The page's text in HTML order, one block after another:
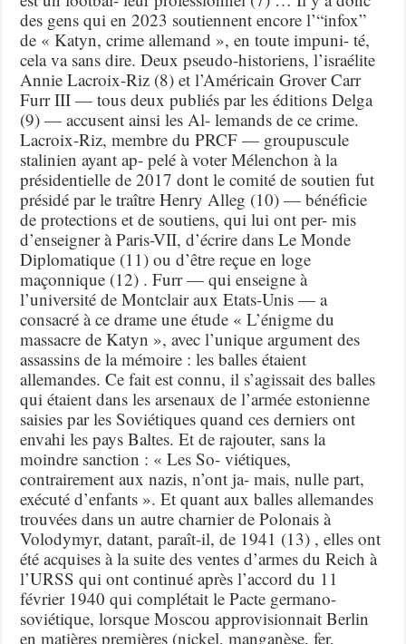
des gens qui en 2023 soutiennent encore l’“infox”
de « Katyn, crime allemand », en toute impuni- té,
cela va sans dire. Deux pseudo-historiens, l’israélite
Annie Lacroix-Riz (8) et l’Américain Grover Carr
Furr III — tous deux publiés par les éditions Delga
(9) — accusent ainsi les Al- lemands de ce crime.
Lacroix-Riz, membre du PRCF — groupuscule
stalinien ayant ap- pelé à voter Mélenchon à la
présidentielle de 2017 dont le comité de soutien fut
présidé par le traître Henry Alleg (10) — bénéficie
de protections et de soutiens, qui lui ont per- mis
d’enseigner à Paris-VII, d’écrire dans Le Monde
Diplomatique (11) ou d’être reçue en loge
maçonnique (12) . Furr — qui enseigne à
l’université de Montclair aux Etats-Unis — a
consacré à ce drame une étude « L’énigme du
massacre de Katyn », avec l’unique argument des
assassins de la mémoire : les balles étaient
allemandes. Ce fait est connu, il s’agissait des balles
qui étaient dans les arsenaux de l’armée estonienne
saisies par les Soviétiques quand ces derniers ont
envahi les pays Baltes. Et de rajouter, sans la
moindre sanction : « Les So- viétiques,
contrairement aux nazis, n’ont ja- mais, nulle part,
exécuté d’enfants ». Et quant aux balles allemandes
trouvées dans un autre charnier de Polonais à
Volodymyr, datant, paraît-il, de 1941 (13) , elles ont
été acquises à la suite des ventes d’armes du Reich à
l’URSS qui ont continué après l’accord du 11
février 1940 qui complétait le Pacte germano-
soviétique, lorsque Moscou approvisionnait Berlin
en matières premières (nickel, manganèse, fer,